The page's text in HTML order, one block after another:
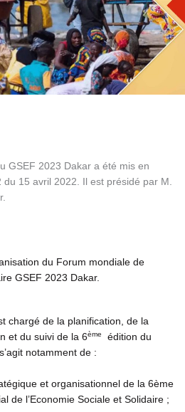
GSEF 2023 Dakar a été mis en
15 avril 2022. Il est présidé par M.
du Forum mondiale de
GSEF 2023 Dakar.
chargé de la planification, de la
et du suivi de la 6ème
édition du
notamment de :
et organisationnel de la 6ème
de l’Economie Sociale et Solidaire ;